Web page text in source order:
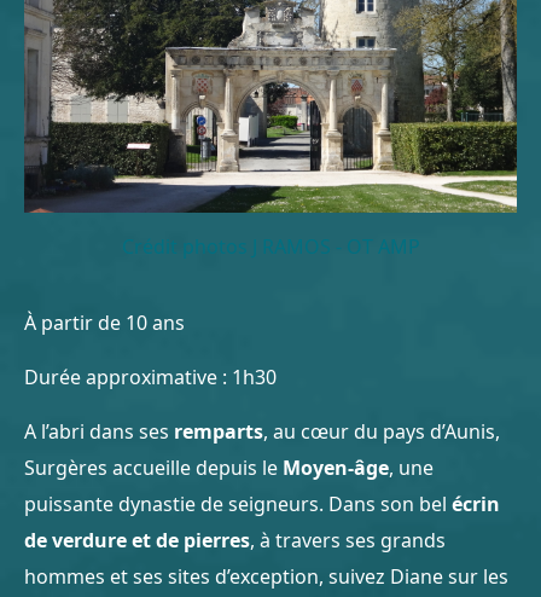
Crédit photos J RAMOS - OT AMP
À partir de 10 ans
Durée approximative : 1h30
A l’abri dans ses remparts, au cœur du pays d’Aunis,
Surgères accueille depuis le Moyen-âge, une
puissante dynastie de seigneurs. Dans son bel écrin
de verdure et de pierres, à travers ses grands
hommes et ses sites d’exception, suivez Diane sur les